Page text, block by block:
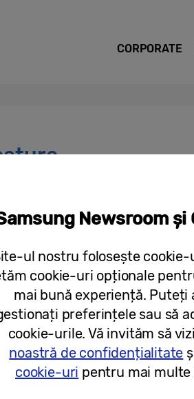
CORPORATE
[Ziua Mondială a
somn pentru a vă
16/03/2026
Comunicate de presă
Samsung extinde la
Newsroom
ul nostru folosește cookie-
cookie-uri opționale
mai bună experiență. Puteți
preferințele sau să
cookie-urile. Vă invităm să
noastră de confidențialitate
cookie-uri pentru mai